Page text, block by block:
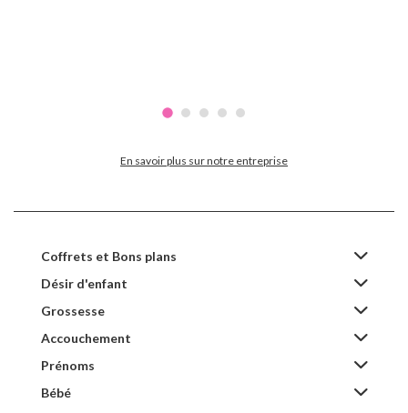
En savoir plus sur notre entreprise
Coffrets et Bons plans
Désir d'enfant
Grossesse
Accouchement
Prénoms
Bébé